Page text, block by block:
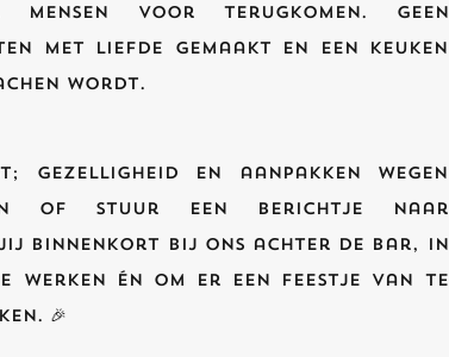
voor terugkomen. Geen
met liefde gemaakt en een keuken
wordt.
gezelligheid en aanpakken wegen
of stuur een berichtje naar
jij binnenkort bij ons achter de bar, in
werken én om er een feestje van te
🎉